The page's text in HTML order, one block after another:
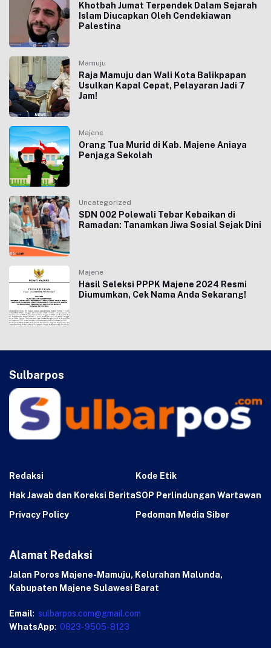
Khotbah Jumat Terpendek Dalam Sejarah
Islam Diucapkan Oleh Cendekiawan
Palestina
Mamuju
Raja Mamuju dan Wali Kota Balikpapan
Usulkan Kapal Cepat, Pelayaran Jadi 7
Jam!
Majene
Orang Tua Murid di Kab. Majene Aniaya
Penjaga Sekolah
Uncategorized
SDN 002 Polewali Tebar Kebaikan di
Ramadan: Tanamkan Jiwa Sosial Sejak Dini
Majene
Hasil Seleksi PPPK Majene 2024 Resmi
Diumumkan, Cek Nama Anda Sekarang!
Sulbarpos
Redaksi
Kode Etik
Hak Jawab dan Koreksi BeritaSOP Perlindungan Wartawan
Privacy Policy
Pedoman Media Siber
Alamat Redaksi
Jalan Poros Majene-Mamuju, Kelurahan Malunda,
Kabupaten Majene Sulawesi Barat
Email: sulbarpos.com@gmail.com
WhatsApp: 0823-9505-8123